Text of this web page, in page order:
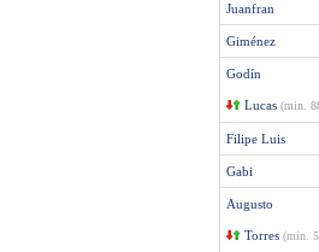
Juanfran
Giménez
Godín
Lucas (min.
Filipe Luis
Gabi
Augusto
Torres (min.